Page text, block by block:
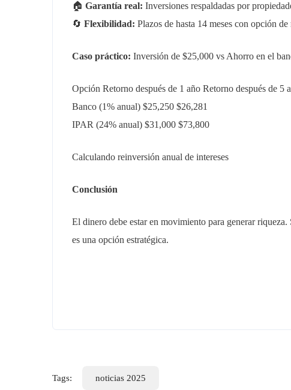
🏠 Garantía real: Inversiones respaldadas por
🔄 Flexibilidad: Plazos de hasta 14 meses con opción
Caso práctico: Inversión de $25,000 vs Ahorro en el
Opción Retorno después de 1 año Retorno después de 5
Banco (1% anual) $25,250 $26,281
IPAR (24% anual) $31,000 $73,800
Calculando reinversión anual de intereses
Conclusión
El dinero debe estar en movimiento para generar
es una opción estratégica.
Tags: noticias 2025